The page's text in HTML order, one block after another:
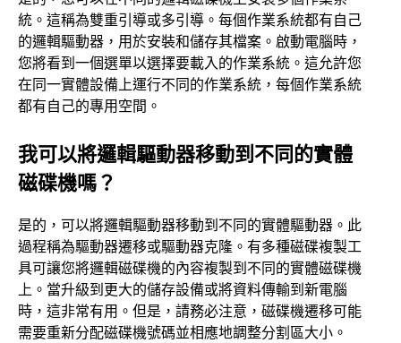
統。這稱為雙重引導或多引導。每個作業系統都有自己
的邏輯驅動器，用於安裝和儲存其檔案。啟動電腦時，
您將看到一個選單以選擇要載入的作業系統。這允許您
在同一實體設備上運行不同的作業系統，每個作業系統
都有自己的專用空間。
我可以將邏輯驅動器移動到不同的實體
磁碟機嗎？
是的，可以將邏輯驅動器移動到不同的實體驅動器。此
過程稱為驅動器遷移或驅動器克隆。有多種磁碟複製工
具可讓您將邏輯磁碟機的內容複製到不同的實體磁碟機
上。當升級到更大的儲存設備或將資料傳輸到新電腦
時，這非常有用。但是，請務必注意，磁碟機遷移可能
需要重新分配磁碟機號碼並相應地調整分割區大小。